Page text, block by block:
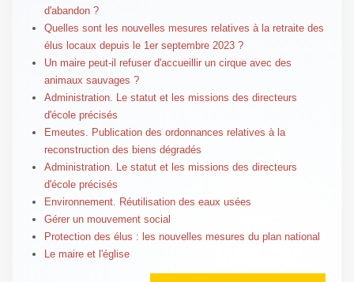
d'abandon ?
Quelles sont les nouvelles mesures relatives à la retraite des
élus locaux depuis le 1er septembre 2023 ?
Un maire peut-il refuser d'accueillir un cirque avec des
animaux sauvages ?
Administration. Le statut et les missions des directeurs
d'école précisés
Emeutes. Publication des ordonnances relatives à la
reconstruction des biens dégradés
Administration. Le statut et les missions des directeurs
d'école précisés
Environnement. Réutilisation des eaux usées
Gérer un mouvement social
Protection des élus : les nouvelles mesures du plan national
Le maire et l'église